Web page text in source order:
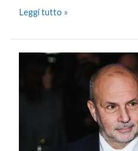
Leggi tutto »
approva